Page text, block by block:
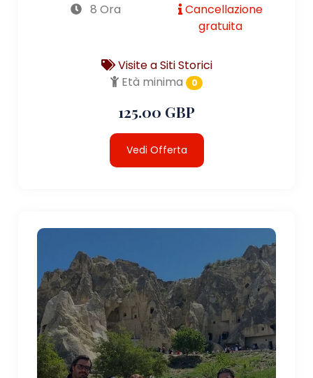
8 Ora
Cancellazione
gratuita
Visite a Siti Storici
Età minima
0
125.00 GBP
Vedi Offerta